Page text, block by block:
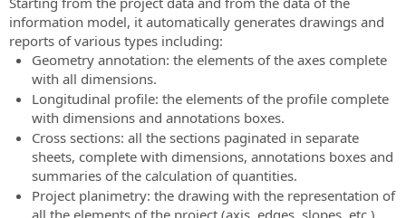
information model, it automatically generates drawings and
reports of various types including:
Geometry annotation: the elements of the axes complete
with all dimensions.
Longitudinal profile: the elements of the profile complete
with dimensions and annotations boxes.
Cross sections: all the sections paginated in separate
sheets, complete with dimensions, annotations boxes and
summaries of the calculation of quantities.
Project planimetry: the drawing with the representation of